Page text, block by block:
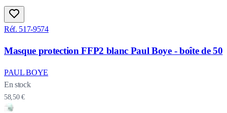
Réf. 517-9574
Masque protection FFP2 blanc Paul Boye - boîte de 50
PAUL BOYE
En stock
58,50 €